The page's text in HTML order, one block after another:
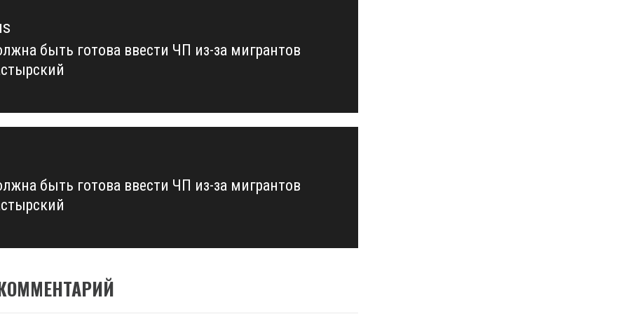
быть готова ввести ЧП из-за мигрантов
быть готова ввести ЧП из-за мигрантов